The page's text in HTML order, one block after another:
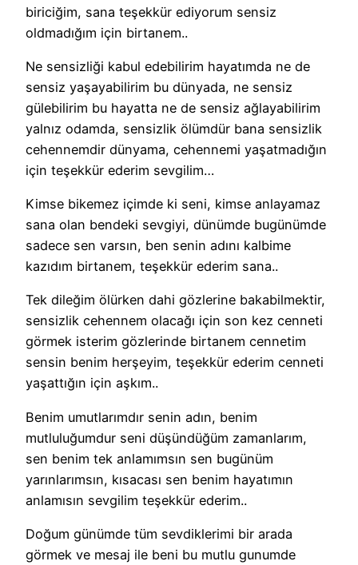
biriciğim, sana teşekkür ediyorum sensiz
oldmadığım için birtanem..
Ne sensizliği kabul edebilirim hayatımda ne de
sensiz yaşayabilirim bu dünyada, ne sensiz
gülebilirim bu hayatta ne de sensiz ağlayabilirim
yalnız odamda, sensizlik ölümdür bana sensizlik
cehennemdir dünyama, cehennemi yaşatmadığın
için teşekkür ederim sevgilim…
Kimse bikemez içimde ki seni, kimse anlayamaz
sana olan bendeki sevgiyi, dünümde bugünümde
sadece sen varsın, ben senin adını kalbime
kazıdım birtanem, teşekkür ederim sana..
Tek dileğim ölürken dahi gözlerine bakabilmektir,
sensizlik cehennem olacağı için son kez cenneti
görmek isterim gözlerinde birtanem cennetim
sensin benim herşeyim, teşekkür ederim cenneti
yaşattığın için aşkım..
Benim umutlarımdır senin adın, benim
mutluluğumdur seni düşündüğüm zamanlarım,
sen benim tek anlamımsın sen bugünüm
yarınlarımsın, kısacası sen benim hayatımın
anlamısın sevgilim teşekkür ederim..
Doğum günümde tüm sevdiklerimi bir arada
görmek ve mesaj ile beni bu mutlu gunumde